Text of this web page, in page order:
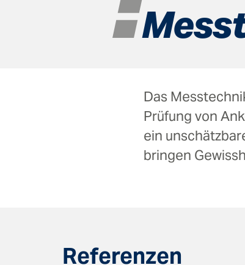
Das
Prüfung von
ein
bringen
Referenzen